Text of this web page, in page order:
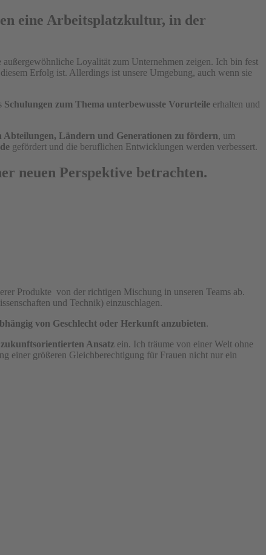
eine Arbeitsplatzkultur, in der
Loyalität zum Unternehmen zeigen. Ich bin fest
Erfolg ist. Allerdings ist unsere Umgebung, auch wenn sie
Schulungen zum Thema unterbewusste Vorurteile erhalten und
Abteilungen, Ländern und Generationen zu fördern, um
gefördert und die beruflichen Entwicklungen werden verbessert.
neuen Perspektive betrachten.
Produkte von der richtigen Mischung in unseren Teams ab.
und Technik) einzuschlagen.
von Geschlecht oder Herkunft anzubieten.
zukunftsorientierten Ansatz ein. Ich träume von einer Welt ohne
einer größeren Gleichberechtigung für Frauen nicht nur ein